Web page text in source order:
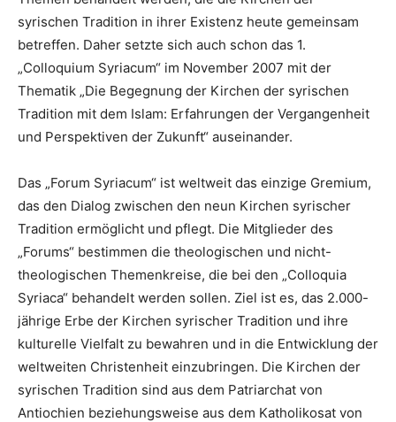
syrischen Tradition in ihrer Existenz heute gemeinsam
betreffen. Daher setzte sich auch schon das 1.
„Colloquium Syriacum“ im November 2007 mit der
Thematik „Die Begegnung der Kirchen der syrischen
Tradition mit dem Islam: Erfahrungen der Vergangenheit
und Perspektiven der Zukunft“ auseinander.
Das „Forum Syriacum“ ist weltweit das einzige Gremium,
das den Dialog zwischen den neun Kirchen syrischer
Tradition ermöglicht und pflegt. Die Mitglieder des
„Forums“ bestimmen die theologischen und nicht-
theologischen Themenkreise, die bei den „Colloquia
Syriaca“ behandelt werden sollen. Ziel ist es, das 2.000-
jährige Erbe der Kirchen syrischer Tradition und ihre
kulturelle Vielfalt zu bewahren und in die Entwicklung der
weltweiten Christenheit einzubringen. Die Kirchen der
syrischen Tradition sind aus dem Patriarchat von
Antiochien beziehungsweise aus dem Katholikosat von